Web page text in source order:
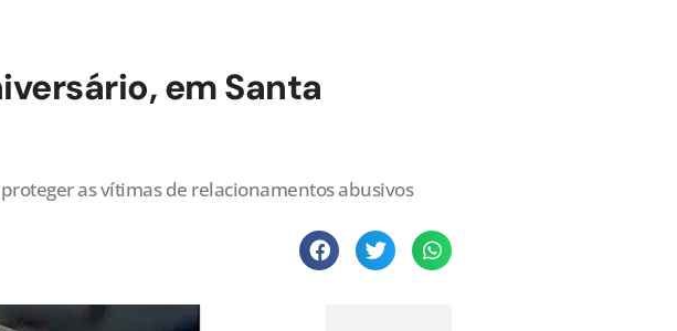
em Santa
as vítimas de relacionamentos abusivos